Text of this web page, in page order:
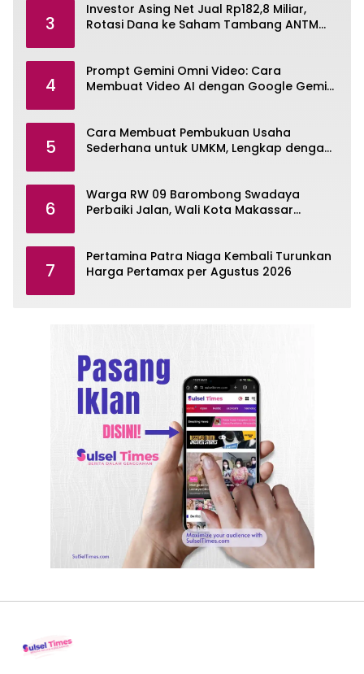
3
Investor Asing Net Jual Rp182,8 Miliar,
Rotasi Dana ke Saham Tambang ANTM
4
Prompt Gemini Omni Video: Cara
Membuat Video AI dengan Google Gemini
5
Cara Membuat Pembukuan Usaha
Sederhana untuk UMKM, Lengkap dengan
6
Warga RW 09 Barombong Swadaya
Perbaiki Jalan, Wali Kota Makassar
7
Pertamina Patra Niaga Kembali Turunkan
Harga Pertamax per Agustus 2026